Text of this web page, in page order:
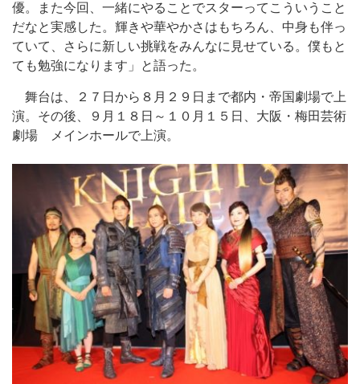
優。また今回、一緒にやることでスターってこういうこと
だなと実感した。輝きや華やかさはもちろん、中身も伴っ
ていて、さらに新しい挑戦をみんなに見せている。僕もと
ても勉強になります」と語った。
舞台は、２７日から８月２９日まで都内・帝国劇場で上
演。その後、９月１８日～１０月１５日、大阪・梅田芸術
劇場 メインホールで上演。